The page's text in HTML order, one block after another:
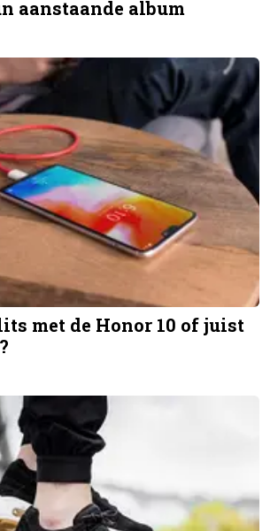
aanstaande album
met de Honor 10 of juist